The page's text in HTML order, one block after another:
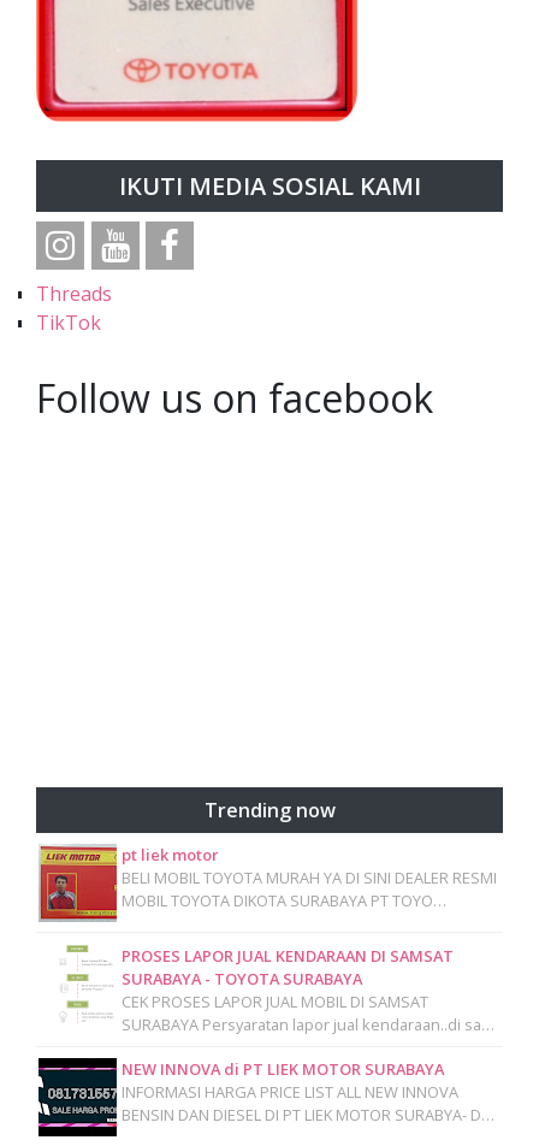
IKUTI MEDIA SOSIAL KAMI
Threads
TikTok
Follow us on facebook
Trending now
pt liek motor
BELI MOBIL TOYOTA MURAH YA DI SINI DEALER RESMI
MOBIL TOYOTA DIKOTA SURABAYA PT TOYO…
PROSES LAPOR JUAL KENDARAAN DI SAMSAT
SURABAYA - TOYOTA SURABAYA
CEK PROSES LAPOR JUAL MOBIL DI SAMSAT
SURABAYA Persyaratan lapor jual kendaraan..di sa…
NEW INNOVA di PT LIEK MOTOR SURABAYA
INFORMASI HARGA PRICE LIST ALL NEW INNOVA
BENSIN DAN DIESEL DI PT LIEK MOTOR SURABYA- D…